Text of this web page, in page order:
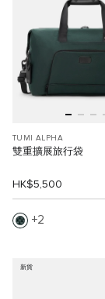
TUMI ALPHA
雙重擴展旅行袋
HK$5,500
2
新貨